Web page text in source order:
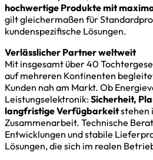
hochwertige Produkte mit
gilt gleichermaßen für
kundenspezifische Lösungen.
Verlässlicher Partner weltweit
Mit insgesamt über 40
auf mehreren Kontinenten
Kunden nah am Markt. Ob
Leistungselektronik:Sicherheit,
langfristige Verfügbarkeitstehen
Zusammenarbeit. Technische
Entwicklungen und stabile
Lösungen, die sich im realen